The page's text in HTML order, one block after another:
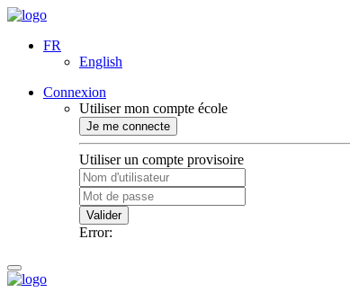
FR
English
Connexion
Utiliser mon compte école
Je me connecte
Utiliser un compte provisoire
Valider
Error: